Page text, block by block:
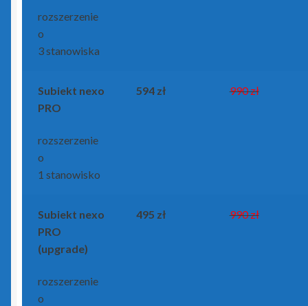
Rewizor Nexo Pro
Sello nx
Subiekt 123
Subiekt Nexo
Subiekt Nexo Pro
Kasy fiskalne
rozszerzenie
o
3 stanowiska
Subiekt nexo
PRO
rozszerzenie
o
1 stanowisko
594 zł 990 zł
Subiekt nexo
PRO
(upgrade)
rozszerzenie
o
495 zł 990 zł